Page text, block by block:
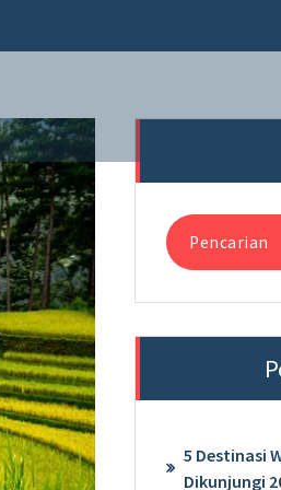
Pencarian
untuk:
5 Destinasi
Dikunjungi